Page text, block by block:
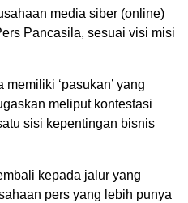
media siber (online)
Pancasila, sesuai visi misi
‘pasukan’ yang
meliput kontestasi
sisi kepentingan bisnis
kepada jalur yang
pers yang lebih punya